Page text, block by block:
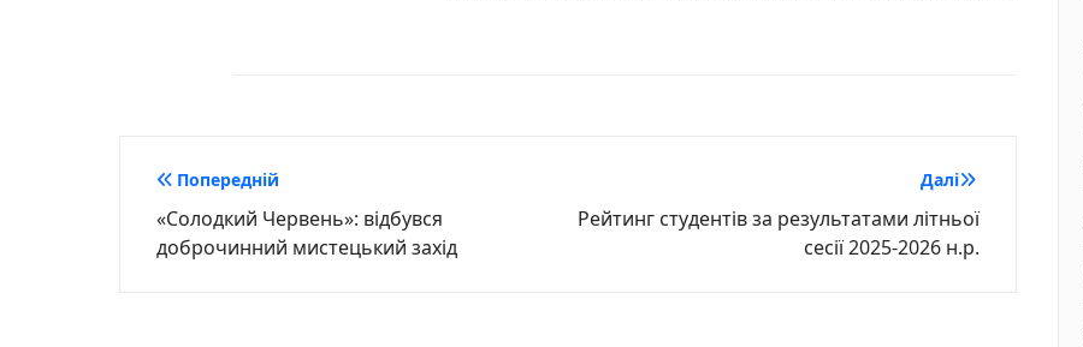
Навігація
записів
Попередній
«Солодкий Червень»: відбувся
доброчинний мистецький захід
Далі
Рейтинг студентів за результатами літньої
сесії 2025-2026 н.р.